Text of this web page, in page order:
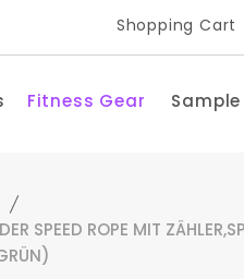
Shopping Cart
Fitness Gear
SPEED ROPE MIT